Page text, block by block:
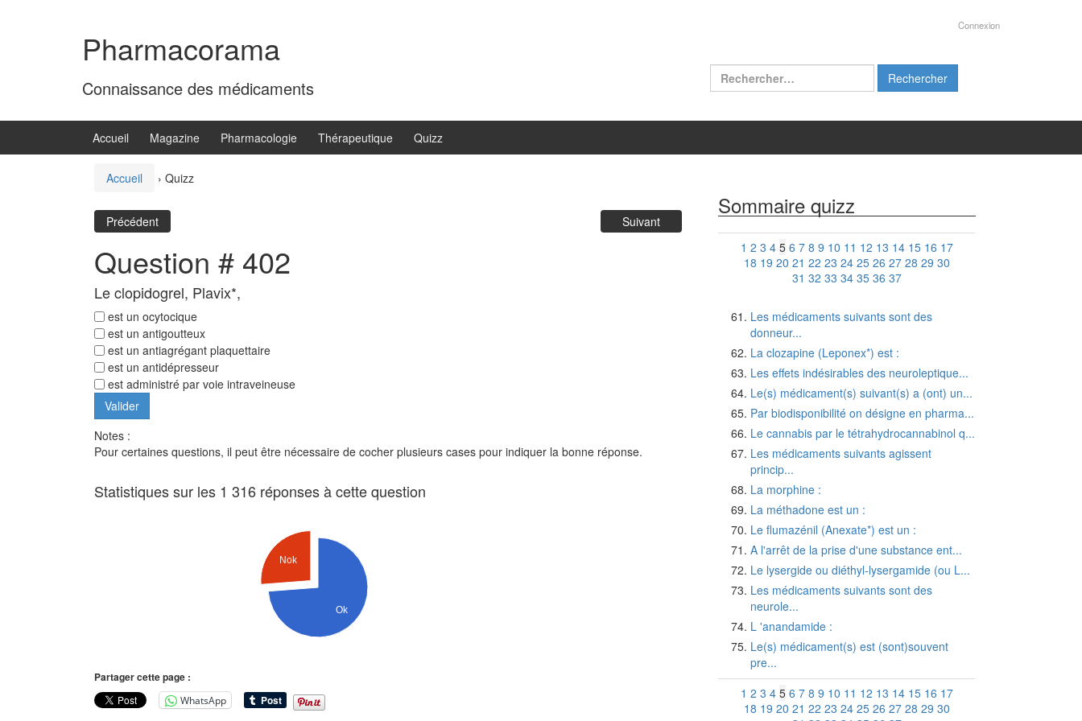
Pharmacorama
Connaissance des médicaments
Connexion
Rechercher :
Accueil Magazine Pharmacologie Thérapeutique Quizz
Accueil › Quizz
Précédent Suivant
Question # 402
Le clopidogrel, Plavix*,
est un ocytocique
est un antigoutteux
est un antiagrégant plaquettaire
est un antidépresseur
est administré par voie intraveineuse
Notes :
Pour certaines questions, il peut être nécessaire de cocher plusieurs cases pour indiquer la bonne réponse.
Statistiques sur les 1 316 réponses à cette question
Nok
Ok
Partager cette page :
WhatsApp
Sommaire quizz
1 2 3 4 5 6 7 8 9 10 11 12 13 14 15 16 17
18 19 20 21 22 23 24 25 26 27 28 29 30
31 32 33 34 35 36 37
Les médicaments suivants sont des
donneur...
La clozapine (Leponex*) est :
Les effets indésirables des neuroleptique...
Le(s) médicament(s) suivant(s) a (ont) un...
Par biodisponibilité on désigne en pharma...
Le cannabis par le tétrahydrocannabinol q...
Les médicaments suivants agissent
princip...
La morphine :
La méthadone est un :
Le flumazénil (Anexate*) est un :
A l'arrêt de la prise d'une substance ent...
Le lysergide ou diéthyl-lysergamide (ou L...
Les médicaments suivants sont des
neurole...
L 'anandamide :
Le(s) médicament(s) est (sont)souvent
pre...
1 2 3 4 5 6 7 8 9 10 11 12 13 14 15 16 17
18 19 20 21 22 23 24 25 26 27 28 29 30